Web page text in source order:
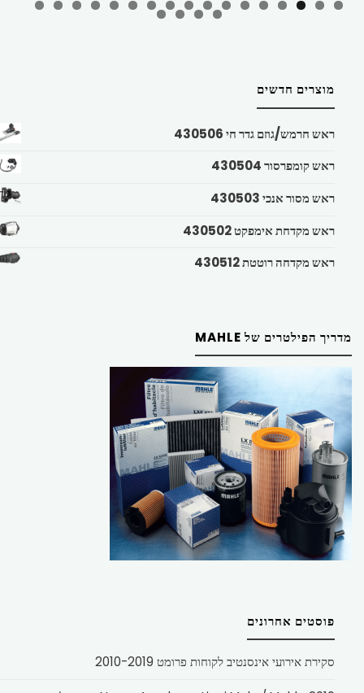
מוצרים חדשים
ראש חרמש/גוזם גדר חי 430506
ראש קומפרסור 430504
ראש מסור אנכי 430503
ראש מקדחת אימפקט 430502
ראש מקדחה רוטטת 430512
מדריך הפילטרים של MAHLE
פוסטים אחרונים
סקירת אירועי אינסנטיב לקוחות פרומט 2010-2019